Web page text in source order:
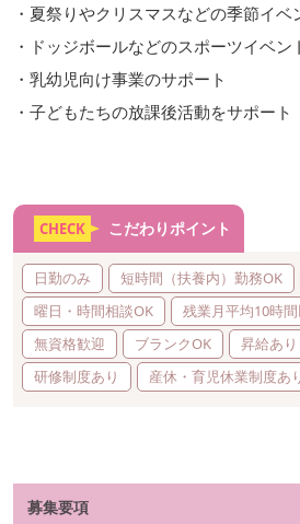
・夏祭りやクリスマスなどの季節イベ
・ドッジボールなどのスポーツイベン
・乳幼児向け事業のサポート
・子どもたちの放課後活動をサポート
CHECK こだわりポイント
日勤のみ 短時間（扶養内）勤務OK
曜日・時間相談OK
残業月平均10時
無資格歓迎
ブランクOK 昇給あり
研修制度あり
産休・育児休業制度あ
募集要項